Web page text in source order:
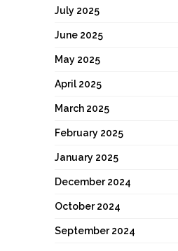
July 2025
June 2025
May 2025
April 2025
March 2025
February 2025
January 2025
December 2024
October 2024
September 2024